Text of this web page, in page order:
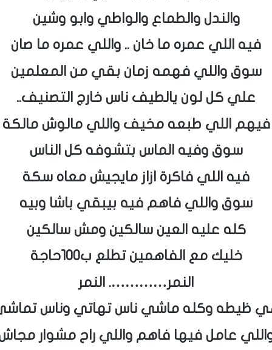
والندل والطماع والواطي وابو وشين
فيه اللي عمره ما خان .. واللي عمره ما صان
سوق واللي فهمه زمان بقي من المعلمين
علي كل لون يالطيف ناس خارج التصنيف..
فيهم اللي طبعه مخيف واللي مالوش مالكة
سوق وفيه الماس بتشوفه كل الناس
فيه اللي فاكرة ازاز مايجيش معاه سكة
سوق واللي فاهم فيه بيبقي باشا وبيه
كله عليه العين سالكين ومش سالكين
خليك مع الفاهمين تطلع ب100حاجة
النمر…………. النمر
ظيطه وكله ماشي ناس تهاتي وناس
عامل فيها فاهم واللي راح مشوار